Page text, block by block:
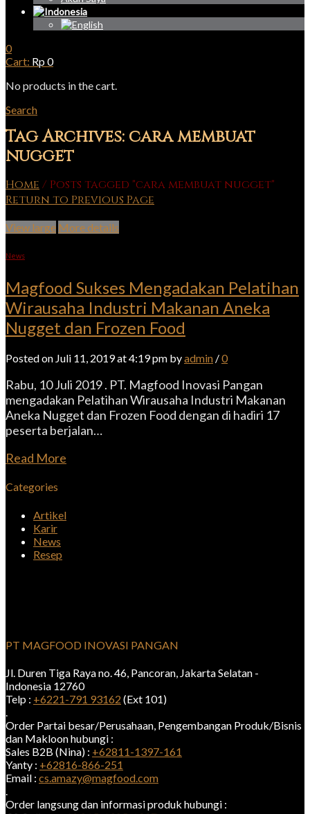
0
Cart: Rp0
No products in the cart.
Search
Tag Archives: cara membuat
nugget
Home / Posts tagged "cara membuat nugget"
Return to Previous Page
View large More details
News
Magfood Sukses Mengadakan Pelatihan
Wirausaha Industri Makanan Aneka
Nugget dan Frozen Food
Posted on Juli 11, 2019 at 4:19 pm byadmin /0
Rabu, 10 Juli 2019 . PT. Magfood Inovasi Pangan
mengadakan Pelatihan Wirausaha Industri Makanan
Aneka Nugget dan Frozen Food dengan di hadiri 17
peserta berjalan…
Read More
Categories
Artikel
Karir
News
Resep
PT MAGFOOD INOVASI PANGAN
Jl. Duren Tiga Raya no. 46, Pancoran, Jakarta Selatan -
Indonesia 12760
Telp : +6221-791 93162 (Ext 101)
.
Order Partai besar/Perusahaan, Pengembangan Produk/Bisnis
dan Makloon hubungi :
Sales B2B (Nina) : +62811-1397-161
Yanty : +62816-866-251
Email : cs.amazy@magfood.com
.
Order langsung dan informasi produk hubungi :